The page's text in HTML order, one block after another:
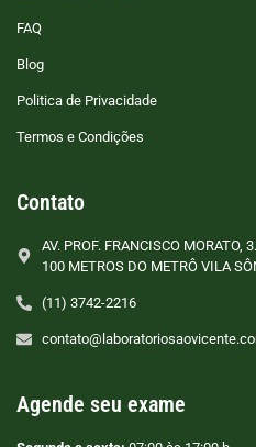
FAQ
Blog
Politica de Privacidade
Termos e Condições
Contato
AV. PROF. FRANCISCO MORATO,
100 METROS DO METRÔ VILA
(11) 3742-2216
Agende seu exame